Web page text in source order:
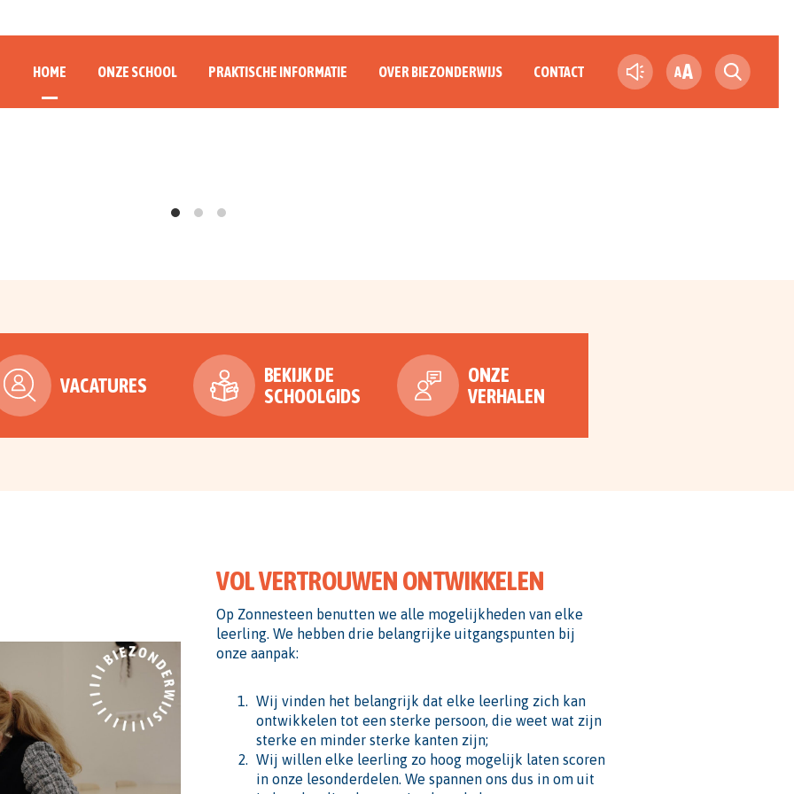
HOME ONZE SCHOOL PRAKTISCHE INFORMATIE OVER BIEZONDERWIJS CONTACT AA
VACATURES
BEKIJK DE
SCHOOLGIDS
ONZE
VERHALEN
VOL VERTROUWEN ONTWIKKELEN
Op Zonnesteen benutten we alle mogelijkheden van elke
leerling. We hebben drie belangrijke uitgangspunten bij
onze aanpak:
Wij vinden het belangrijk dat elke leerling zich kan
ontwikkelen tot een sterke persoon, die weet wat zijn
sterke en minder sterke kanten zijn;
Wij willen elke leerling zo hoog mogelijk laten scoren
in onze lesonderdelen. We spannen ons dus in om uit